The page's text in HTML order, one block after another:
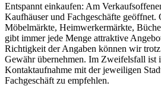
Entspannt einkaufen: Am
Kaufhäuser und Fachgeschäfte
Möbelmärkte, Heimwerkermärkte,
gibt immer jede Menge attraktive
Richtigkeit der Angaben können wir
Gewähr übernehmen. Im Zweifelsfall ist
Kontaktaufnahme mit der jeweiligen
Fachgeschäft zu empfehlen.